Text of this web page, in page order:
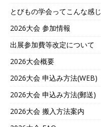
o
n
y
とびもの学会ってこんな感じ
2026大会 参加情報
出展参加費等改定について
2026大会概要
2026大会 申込み方法(WEB)
2026大会 申込み方法(郵送)
2026大会 搬入方法案内